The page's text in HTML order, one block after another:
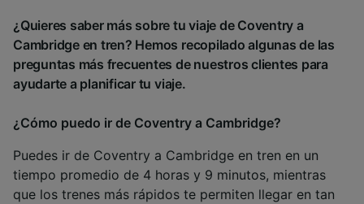
¿Quieres saber más sobre tu viaje de Coventry a
Cambridge en tren? Hemos recopilado algunas de las
preguntas más frecuentes de nuestros clientes para
ayudarte a planificar tu viaje.
¿Cómo puedo ir de Coventry a Cambridge?
Puedes ir de Coventry a Cambridge en tren en un
tiempo promedio de 4 horas y 9 minutos, mientras
que los trenes más rápidos te permiten llegar en tan